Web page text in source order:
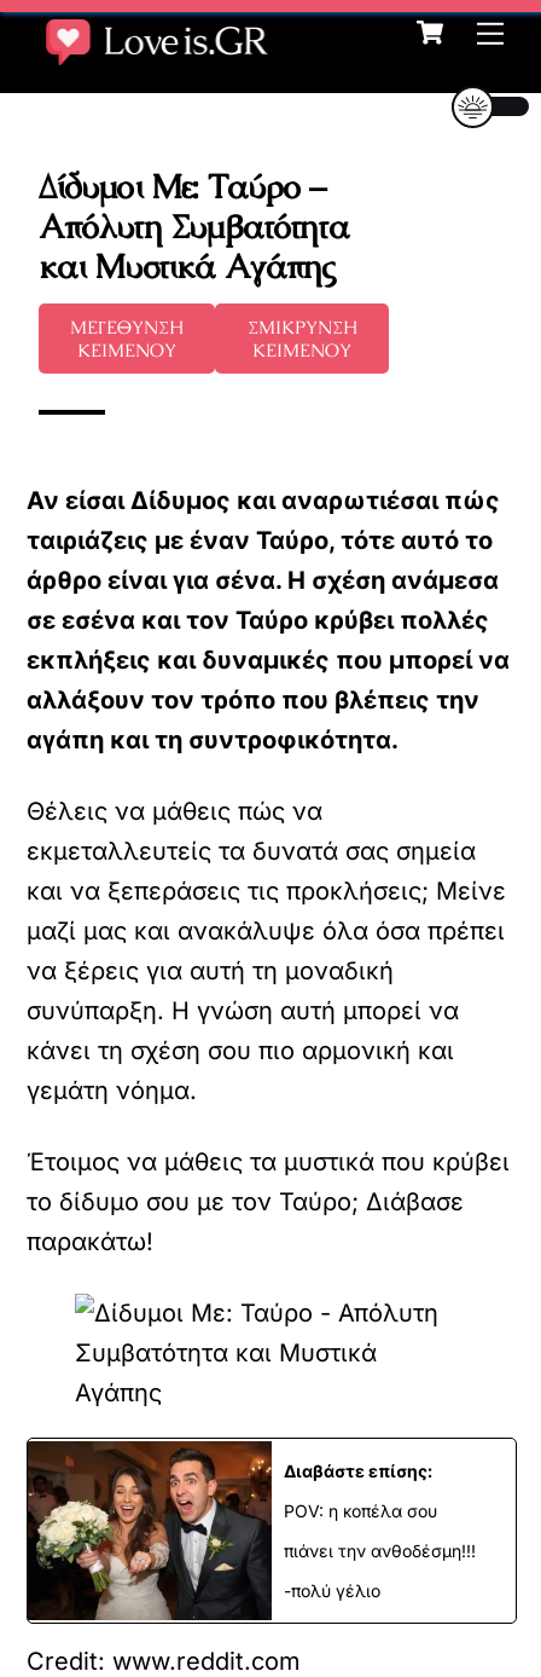
Skip
content
Cart
Δίδυμοι Με: Ταύρο –
Απόλυτη Συμβατότητα
και Μυστικά Αγάπης
ΜΕΓΕΘΥΝΣΗ
ΚΕΙΜΕΝΟΥ
ΣΜΙΚΡΥΝΣΗ
ΚΕΙΜΕΝΟΥ
Αν είσαι Δίδυμος και αναρωτιέσαι πώς
ταιριάζεις με έναν Ταύρο, τότε αυτό το
άρθρο είναι για σένα. Η σχέση ανάμεσα
σε εσένα και τον Ταύρο κρύβει πολλές
εκπλήξεις και δυναμικές που μπορεί να
αλλάξουν τον τρόπο που βλέπεις την
αγάπη και τη συντροφικότητα.
Θέλεις να μάθεις πώς να
εκμεταλλευτείς τα δυνατά σας σημεία
και να ξεπεράσεις τις προκλήσεις; Μείνε
μαζί μας και ανακάλυψε όλα όσα πρέπει
να ξέρεις για αυτή τη μοναδική
συνύπαρξη. Η γνώση αυτή μπορεί να
κάνει τη σχέση σου πιο αρμονική και
γεμάτη νόημα.
Έτοιμος να μάθεις τα μυστικά που κρύβει
το δίδυμο σου με τον Ταύρο; Διάβασε
παρακάτω!
Διαβάστε επίσης:
POV: η κοπέλα σου
πιάνει την ανθοδέσμη!!!
-πολύ γέλιο
Credit: www.reddit.com